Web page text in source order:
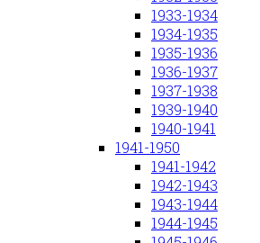
1933-1934
1934-1935
1935-1936
1936-1937
1937-1938
1939-1940
1940-1941
1941-1950
1941-1942
1942-1943
1943-1944
1944-1945